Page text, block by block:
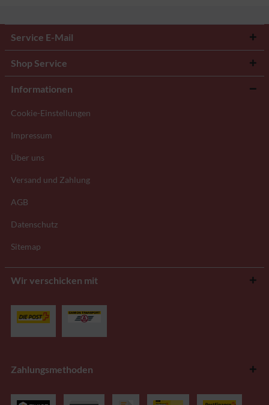
Service E-Mail
Shop Service
Informationen
Cookie-Einstellungen
Impressum
Über uns
Versand und Zahlung
AGB
Datenschutz
Sitemap
Wir verschicken mit
Zahlungsmethoden